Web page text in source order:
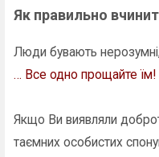
Як правильно
Люди бувають нерозумні,
… Все одно прощайте їм!
Якщо Ви виявляли
таємних особистих